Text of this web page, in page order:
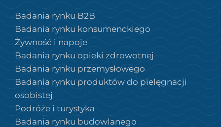
Badania rynku B2B
Badania rynku konsumenckiego
Żywność i napoje
Badania rynku opieki zdrowotnej
Badania rynku przemysłowego
Badania rynku produktów do pielęgnacji
osobistej
Podróże i turystyka
Badania rynku budowlanego